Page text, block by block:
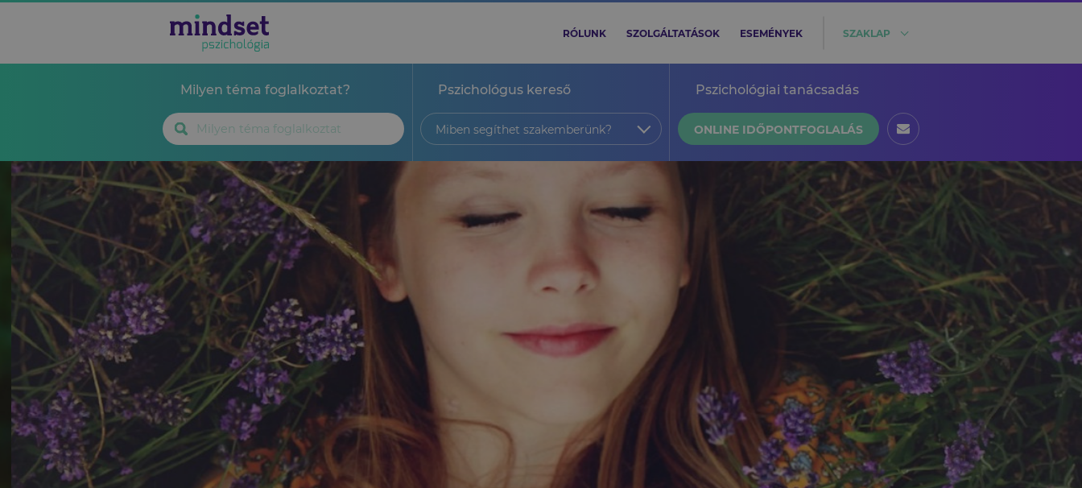
RÓLUNK SZOLGÁLTATÁSOK ESEMÉNYEK SZAKLAP
Milyen téma foglalkoztat? Pszichológus kereső
Miben segíthet szakemberünk?
Pszichológiai tanácsadás
ONLINE IDŐPONTFOGLALÁS